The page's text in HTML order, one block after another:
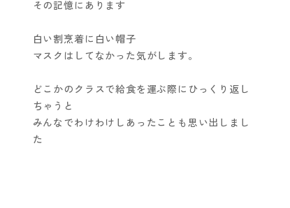
その記憶にあります
白い割烹着に白い帽子
マスクはしてなかった気がします。
どこかのクラスで給食を運ぶ際にひっくり返し
ちゃうと
みんなでわけわけしあったことも思い出しまし
た